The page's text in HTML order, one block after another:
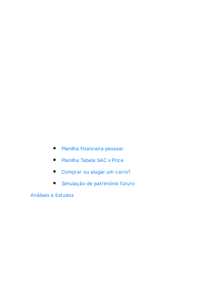
Planilha financeira pessoal
Planilha Tabela SAC x Price
Comprar ou alugar um carro?
Simulação de patrimônio futuro
Análises e Estudos